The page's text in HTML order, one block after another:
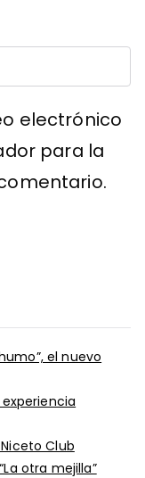
electrónico
para la
el nuevo
experiencia
Club
otra mejilla”